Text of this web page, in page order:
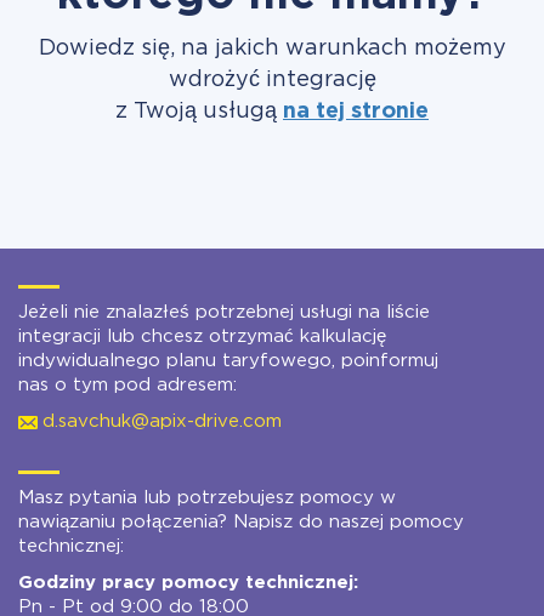
Dowiedz się, na jakich warunkach możemy
wdrożyć integrację
z Twoją usługą na tej stronie
Jeżeli nie znalazłeś potrzebnej usługi na liście
integracji lub chcesz otrzymać kalkulację
indywidualnego planu taryfowego, poinformuj
nas o tym pod adresem:
d.savchuk@apix-drive.com
Masz pytania lub potrzebujesz pomocy w
nawiązaniu połączenia? Napisz do naszej pomocy
technicznej:
Godziny pracy pomocy technicznej:
Pn - Pt od 9:00 do 18:00